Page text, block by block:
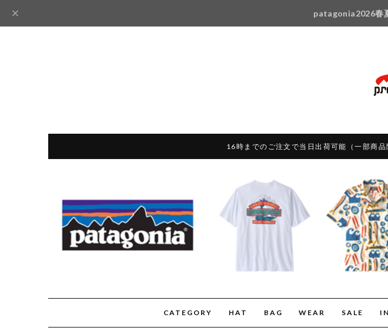
patagonia2026春
16時までのご注文で当日出荷可能（一部商
CATEGORY HAT BAG WEAR SALE